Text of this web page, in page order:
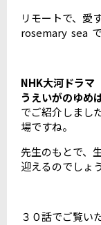
リモートで、愛
rosemary sea で
NHK大河ドラマ
うえいがのゆめ
でご紹介しまし
場ですね。
先生のもとで、
迎えるのでしょ
３０話でご覧い